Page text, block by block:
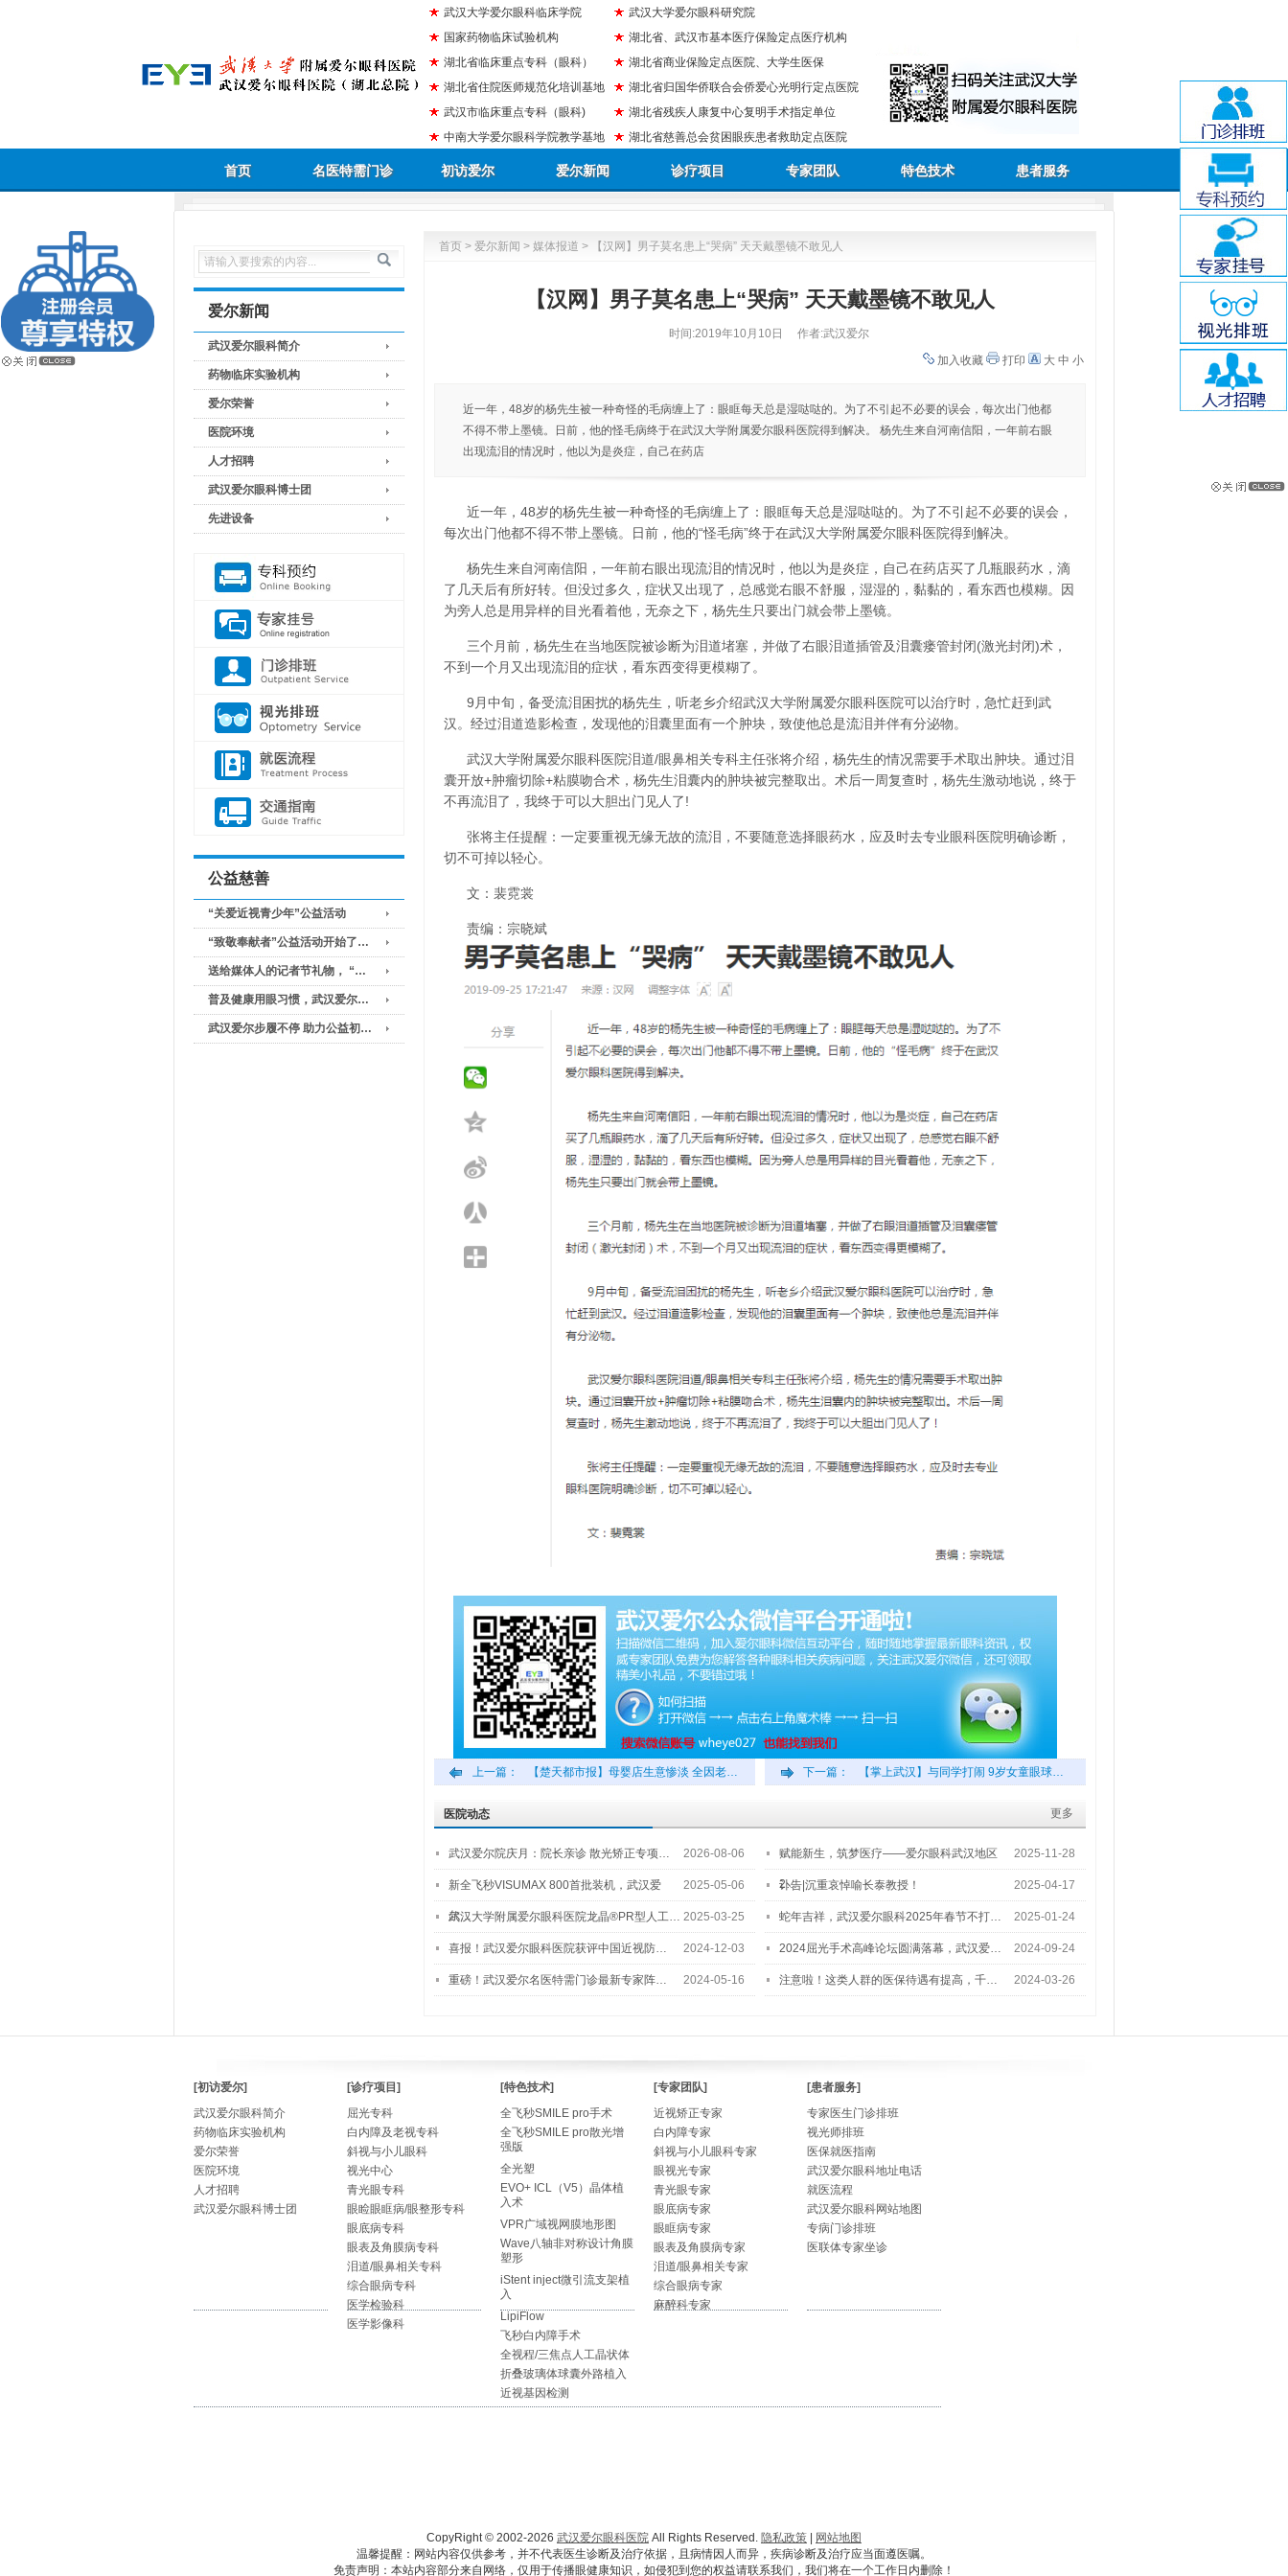
武汉大学爱尔眼科临床学院
国家药物临床试验机构
湖北省临床重点专科（眼科）
湖北省住院医师规范化培训基地
武汉市临床重点专科（眼科)
中南大学爱尔眼科学院教学基地
武汉大学爱尔眼科研究院
湖北省、武汉市基本医疗保险定点医疗机构
湖北省商业保险定点医院、大学生医保
湖北省归国华侨联合会侨爱心光明行定点医院
湖北省残疾人康复中心复明手术指定单位
湖北省慈善总会贫困眼疾患者救助定点医院
首页 名医特需门诊 初访爱尔 爱尔新闻 诊疗项目 专家团队 特色技术 患者服务
爱尔新闻
武汉爱尔眼科简介
药物临床实验机构
爱尔荣誉
医院环境
人才招聘
武汉爱尔眼科博士团
先进设备
公益慈善
“关爱近视青少年”公益活动
“致敬奉献者”公益活动开始了…
送给媒体人的记者节礼物， “…
普及健康用眼习惯，武汉爱尔…
武汉爱尔步履不停 助力公益初…
首页 > 爱尔新闻 > 媒体报道 > 【汉网】男子莫名患上“哭病” 天天戴墨镜不敢见人
【汉网】男子莫名患上“哭病” 天天戴墨镜不敢见人
时间:2019年10月10日
作者:武汉爱尔
加入收藏
打印 大 中 小
近一年，48岁的杨先生被一种奇怪的毛病缠上了：眼眶每天总是湿哒哒的。为了不引起不必要的误会，每次出门他都
不得不带上墨镜。日前，他的怪毛病终于在武汉大学附属爱尔眼科医院得到解决。 杨先生来自河南信阳，一年前右眼
出现流泪的情况时，他以为是炎症，自己在药店
近一年，48岁的杨先生被一种奇怪的毛病缠上了：眼眶每天总是湿哒哒的。为了不引起不必要的误会，
每次出门他都不得不带上墨镜。日前，他的“怪毛病”终于在武汉大学附属爱尔眼科医院得到解决。
杨先生来自河南信阳，一年前右眼出现流泪的情况时，他以为是炎症，自己在药店买了几瓶眼药水，滴
了几天后有所好转。但没过多久，症状又出现了，总感觉右眼不舒服，湿湿的，黏黏的，看东西也模糊。因
为旁人总是用异样的目光看着他，无奈之下，杨先生只要出门就会带上墨镜。
三个月前，杨先生在当地医院被诊断为泪道堵塞，并做了右眼泪道插管及泪囊瘘管封闭(激光封闭)术，
不到一个月又出现流泪的症状，看东西变得更模糊了。
9月中旬，备受流泪困扰的杨先生，听老乡介绍武汉大学附属爱尔眼科医院可以治疗时，急忙赶到武
汉。经过泪道造影检查，发现他的泪囊里面有一个肿块，致使他总是流泪并伴有分泌物。
武汉大学附属爱尔眼科医院泪道/眼鼻相关专科主任张将介绍，杨先生的情况需要手术取出肿块。通过泪
囊开放+肿瘤切除+粘膜吻合术，杨先生泪囊内的肿块被完整取出。术后一周复查时，杨先生激动地说，终于
不再流泪了，我终于可以大胆出门见人了!
张将主任提醒：一定要重视无缘无故的流泪，不要随意选择眼药水，应及时去专业眼科医院明确诊断，
切不可掉以轻心。
文：裴霓裳
责编：宗晓斌
上一篇： 【楚天都市报】母婴店生意惨淡 全因老… 下一篇： 【掌上武汉】与同学打闹 9岁女童眼球…
更多
医院动态
武汉爱尔院庆月：院长亲诊 散光矫正专项… 2026-08-06 赋能新生，筑梦医疗——爱尔眼科武汉地区
2…
2025-11-28
新全飞秒VISUMAX 800首批装机，武汉爱
尔…
2025-05-06 讣告|沉重哀悼喻长泰教授！ 2025-04-17
武汉大学附属爱尔眼科医院龙晶®PR型人工… 2025-03-25 蛇年吉祥，武汉爱尔眼科2025年春节不打… 2025-01-24
喜报！武汉爱尔眼科医院获评中国近视防… 2024-12-03 2024屈光手术高峰论坛圆满落幕，武汉爱… 2024-09-24
重磅！武汉爱尔名医特需门诊最新专家阵… 2024-05-16 注意啦！这类人群的医保待遇有提高，千… 2024-03-26
[初访爱尔]
武汉爱尔眼科简介
药物临床实验机构
爱尔荣誉
医院环境
人才招聘
武汉爱尔眼科博士团
[诊疗项目]
屈光专科
白内障及老视专科
斜视与小儿眼科
视光中心
青光眼专科
眼睑眼眶病/眼整形专科
眼底病专科
眼表及角膜病专科
泪道/眼鼻相关专科
综合眼病专科
医学检验科
医学影像科
[特色技术]
全飞秒SMILE pro手术
全飞秒SMILE pro散光增
强版
全光塑
EVO+ ICL（V5）晶体植
入术
VPR广域视网膜地形图
Wave八轴非对称设计角膜
塑形
iStent inject微引流支架植
入
LipiFlow
飞秒白内障手术
全视程/三焦点人工晶状体
折叠玻璃体球囊外路植入
近视基因检测
[专家团队]
近视矫正专家
白内障专家
斜视与小儿眼科专家
眼视光专家
青光眼专家
眼底病专家
眼眶病专家
眼表及角膜病专家
泪道/眼鼻相关专家
综合眼病专家
麻醉科专家
[患者服务]
专家医生门诊排班
视光师排班
医保就医指南
武汉爱尔眼科地址电话
就医流程
武汉爱尔眼科网站地图
专病门诊排班
医联体专家坐诊
CopyRight © 2002-2026 武汉爱尔眼科医院 All Rights Reserved. 隐私政策
网站地图
温馨提醒：网站内容仅供参考，并不代表医生诊断及治疗依据，且病情因人而异，疾病诊断及治疗应当面遵医嘱。
免责声明：本站内容部分来自网络，仅用于传播眼健康知识，如侵犯到您的权益请联系我们，我们将在一个工作日内删除！